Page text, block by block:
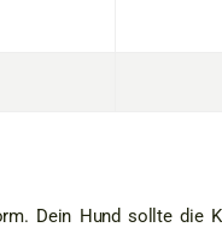
Dein Hund sollte die